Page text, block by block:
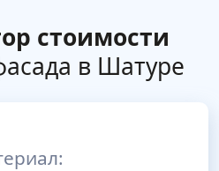
стоимости
в Шатуре